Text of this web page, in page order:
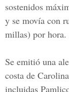
sostenidos
y se movía con
millas) por hora.
Se emitió una
costa de
incluidas